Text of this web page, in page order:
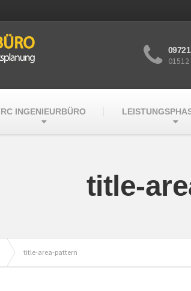
RC INGENIEURBÜRO
title-
title-area-pattern